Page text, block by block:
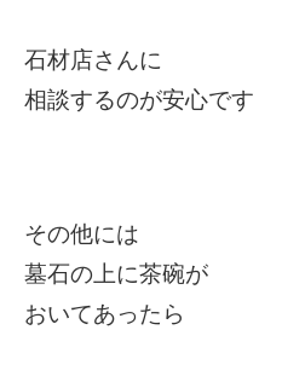
石材店さんに
相談するのが安心です
その他には
墓石の上に茶碗が
おいてあったら